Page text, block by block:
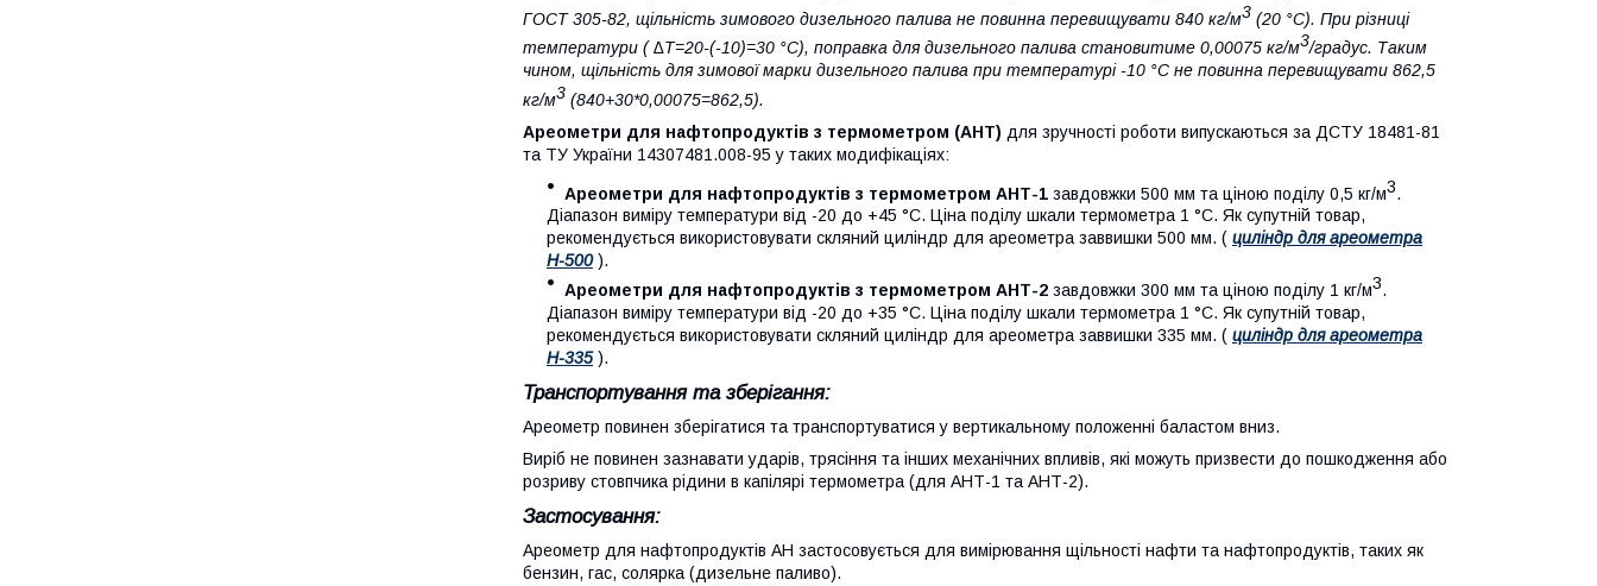
ГОСТ 305-82, щільність зимового дизельного палива не повинна перевищувати 840 кг/м3 (20 °С). При різниці
температури ( ∆Т=20-(-10)=30 °С), поправка для дизельного палива становитиме 0,00075 кг/м3/градус. Таким
чином, щільність для зимової марки дизельного палива при температурі -10 °С не повинна перевищувати 862,5
кг/м3 (840+30*0,00075=862,5).
Ареометри для нафтопродуктів з термометром (АНТ) для зручності роботи випускаються за ДСТУ 18481-81
та ТУ України 14307481.008-95 у таких модифікаціях:
Ареометри для нафтопродуктів з термометром АНТ-1 завдовжки 500 мм та ціною поділу 0,5 кг/м3.
Діапазон виміру температури від -20 до +45 °С. Ціна поділу шкали термометра 1 °С. Як супутній товар,
рекомендується використовувати скляний циліндр для ареометра заввишки 500 мм. ( циліндр для ареометра
Н-500).
Ареометри для нафтопродуктів з термометром АНТ-2 завдовжки 300 мм та ціною поділу 1 кг/м3.
Діапазон виміру температури від -20 до +35 °С. Ціна поділу шкали термометра 1 °С. Як супутній товар,
рекомендується використовувати скляний циліндр для ареометра заввишки 335 мм. ( циліндр для ареометра
Н-335).
Транспортування та зберігання:
Ареометр повинен зберігатися та транспортуватися у вертикальному положенні баластом вниз.
Виріб не повинен зазнавати ударів, трясіння та інших механічних впливів, які можуть призвести до пошкодження або
розриву стовпчика рідини в капілярі термометра (для АНТ-1 та АНТ-2).
Застосування:
Ареометр для нафтопродуктів АН застосовується для вимірювання щільності нафти та нафтопродуктів, таких як
бензин, гас, солярка (дизельне паливо).